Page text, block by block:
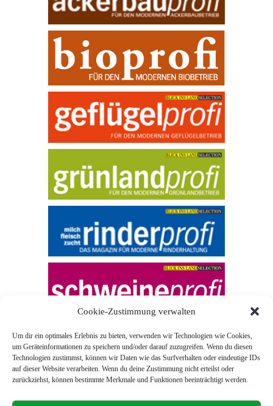
Cookie-Zustimmung verwalten
Um dir ein optimales Erlebnis zu bieten, verwenden wir Technologien wie Cookies,
um Geräteinformationen zu speichern und/oder darauf zuzugreifen. Wenn du diesen
Technologien zustimmst, können wir Daten wie das Surfverhalten oder eindeutige IDs
auf dieser Website verarbeiten. Wenn du deine Zustimmung nicht erteilst oder
zurückziehst, können bestimmte Merkmale und Funktionen beeinträchtigt werden.